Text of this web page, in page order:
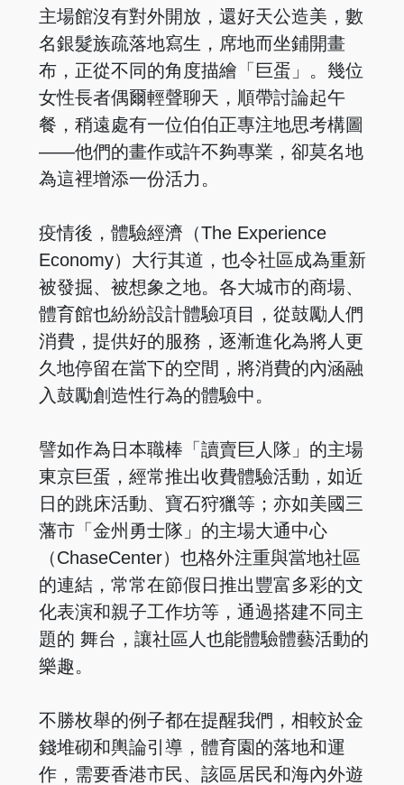
主場館沒有對外開放，還好天公造美，數
名銀髮族疏落地寫生，席地而坐鋪開畫
布，正從不同的角度描繪「巨蛋」。幾位
女性長者偶爾輕聲聊天，順帶討論起午
餐，稍遠處有一位伯伯正專注地思考構圖
——他們的畫作或許不夠專業，卻莫名地
為這裡增添一份活力。
疫情後，體驗經濟（The Experience
Economy）大行其道，也令社區成為重新
被發掘、被想象之地。各大城市的商場、
體育館也紛紛設計體驗項目，從鼓勵人們
消費，提供好的服務，逐漸進化為將人更
久地停留在當下的空間，將消費的內涵融
入鼓勵創造性行為的體驗中。
譬如作為日本職棒「讀賣巨人隊」的主場
東京巨蛋，經常推出收費體驗活動，如近
日的跳床活動、寶石狩獵等；亦如美國三
藩市「金州勇士隊」的主場大通中心
（ChaseCenter）也格外注重與當地社區
的連結，常常在節假日推出豐富多彩的文
化表演和親子工作坊等，通過搭建不同主
題的 舞台，讓社區人也能體驗體藝活動的
樂趣。
不勝枚舉的例子都在提醒我們，相較於金
錢堆砌和輿論引導，體育園的落地和運
作，需要香港市民、該區居民和海內外遊